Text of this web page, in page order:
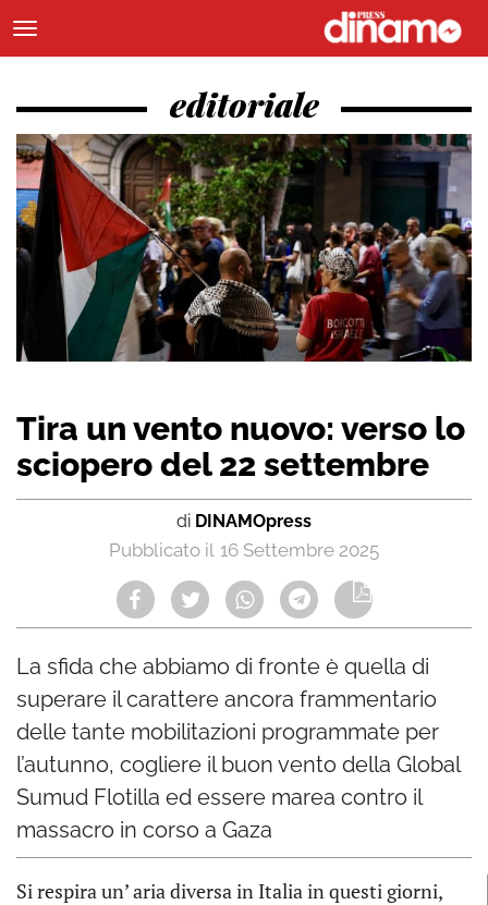
editoriale
Tira un vento nuovo: verso lo
sciopero del 22 settembre
di DINAMOpress
16 Settembre 2025
La sfida che abbiamo di fronte è quella di
superare il carattere ancora frammentario
delle tante mobilitazioni programmate per
l’autunno, cogliere il buon vento della Global
Sumud Flotilla ed essere marea contro il
massacro in corso a Gaza
Si respira un’ aria diversa in Italia in questi giorni,